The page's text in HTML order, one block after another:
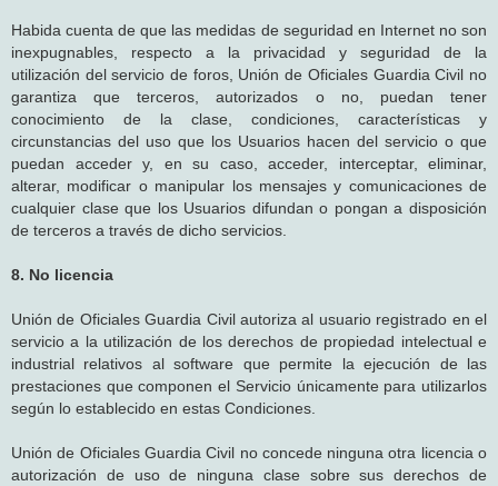
Habida cuenta de que las medidas de seguridad en Internet no son
inexpugnables, respecto a la privacidad y seguridad de la
utilización del servicio de foros, Unión de Oficiales Guardia Civil no
garantiza que terceros, autorizados o no, puedan tener
conocimiento de la clase, condiciones, características y
circunstancias del uso que los Usuarios hacen del servicio o que
puedan acceder y, en su caso, acceder, interceptar, eliminar,
alterar, modificar o manipular los mensajes y comunicaciones de
cualquier clase que los Usuarios difundan o pongan a disposición
de terceros a través de dicho servicios.
8. No licencia
Unión de Oficiales Guardia Civil autoriza al usuario registrado en el
servicio a la utilización de los derechos de propiedad intelectual e
industrial relativos al software que permite la ejecución de las
prestaciones que componen el Servicio únicamente para utilizarlos
según lo establecido en estas Condiciones.
Unión de Oficiales Guardia Civil no concede ninguna otra licencia o
autorización de uso de ninguna clase sobre sus derechos de